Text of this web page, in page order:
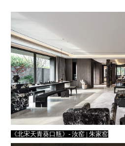
《北宋天青葵口瓶》- 汝窑 | 朱家窑